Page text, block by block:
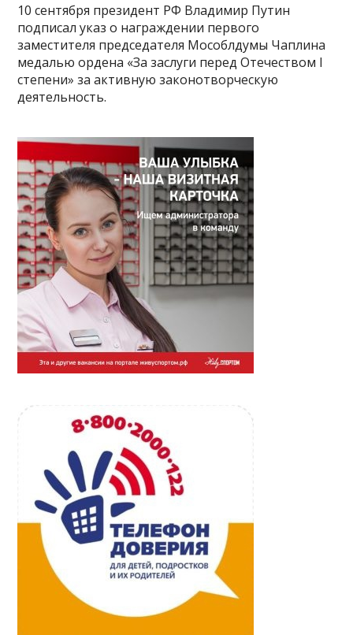
10 сентября президент РФ Владимир Путин
подписал указ о награждении первого
заместителя председателя Мособлдумы Чаплина
медалью ордена «За заслуги перед Отечеством I
степени» за активную законотворческую
деятельность.